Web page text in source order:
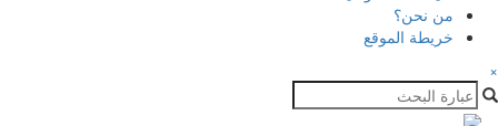
من نحن؟
خريطة الموقع
×